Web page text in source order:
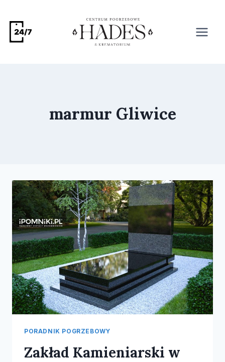
marmur Gliwice
PORADNIK POGRZEBOWY
Zakład Kamieniarski w